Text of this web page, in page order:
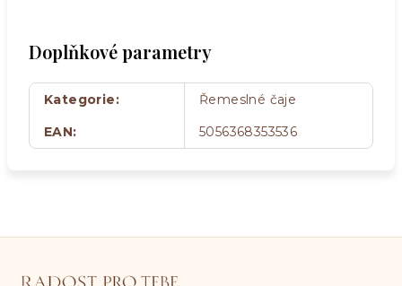
Doplňkové parametry
Kategorie:
Řemeslné čaje
EAN: 5056368353536